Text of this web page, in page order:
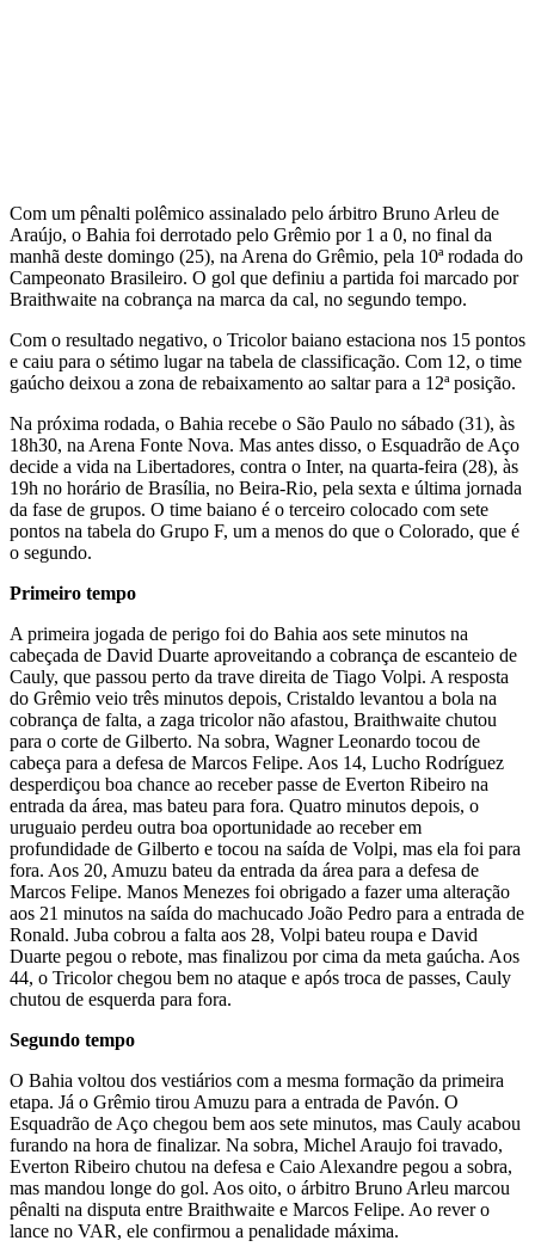
Com um pênalti polêmico assinalado pelo árbitro Bruno Arleu de
Araújo, o Bahia foi derrotado pelo Grêmio por 1 a 0, no final da
manhã deste domingo (25), na Arena do Grêmio, pela 10ª rodada do
Campeonato Brasileiro. O gol que definiu a partida foi marcado por
Braithwaite na cobrança na marca da cal, no segundo tempo.
Com o resultado negativo, o Tricolor baiano estaciona nos 15 pontos
e caiu para o sétimo lugar na tabela de classificação. Com 12, o time
gaúcho deixou a zona de rebaixamento ao saltar para a 12ª posição.
Na próxima rodada, o Bahia recebe o São Paulo no sábado (31), às
18h30, na Arena Fonte Nova. Mas antes disso, o Esquadrão de Aço
decide a vida na Libertadores, contra o Inter, na quarta-feira (28), às
19h no horário de Brasília, no Beira-Rio, pela sexta e última jornada
da fase de grupos. O time baiano é o terceiro colocado com sete
pontos na tabela do Grupo F, um a menos do que o Colorado, que é
o segundo.
Primeiro tempo
A primeira jogada de perigo foi do Bahia aos sete minutos na
cabeçada de David Duarte aproveitando a cobrança de escanteio de
Cauly, que passou perto da trave direita de Tiago Volpi. A resposta
do Grêmio veio três minutos depois, Cristaldo levantou a bola na
cobrança de falta, a zaga tricolor não afastou, Braithwaite chutou
para o corte de Gilberto. Na sobra, Wagner Leonardo tocou de
cabeça para a defesa de Marcos Felipe. Aos 14, Lucho Rodríguez
desperdiçou boa chance ao receber passe de Everton Ribeiro na
entrada da área, mas bateu para fora. Quatro minutos depois, o
uruguaio perdeu outra boa oportunidade ao receber em
profundidade de Gilberto e tocou na saída de Volpi, mas ela foi para
fora. Aos 20, Amuzu bateu da entrada da área para a defesa de
Marcos Felipe. Manos Menezes foi obrigado a fazer uma alteração
aos 21 minutos na saída do machucado João Pedro para a entrada de
Ronald. Juba cobrou a falta aos 28, Volpi bateu roupa e David
Duarte pegou o rebote, mas finalizou por cima da meta gaúcha. Aos
44, o Tricolor chegou bem no ataque e após troca de passes, Cauly
chutou de esquerda para fora.
Segundo tempo
O Bahia voltou dos vestiários com a mesma formação da primeira
etapa. Já o Grêmio tirou Amuzu para a entrada de Pavón. O
Esquadrão de Aço chegou bem aos sete minutos, mas Cauly acabou
furando na hora de finalizar. Na sobra, Michel Araujo foi travado,
Everton Ribeiro chutou na defesa e Caio Alexandre pegou a sobra,
mas mandou longe do gol. Aos oito, o árbitro Bruno Arleu marcou
pênalti na disputa entre Braithwaite e Marcos Felipe. Ao rever o
lance no VAR, ele confirmou a penalidade máxima.